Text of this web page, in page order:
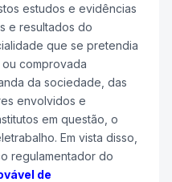
estudos e evidências
e resultados do
que se pretendia
comprovada
da sociedade, das
envolvidos e
em questão, o
Em vista disso,
regulamentador do
de